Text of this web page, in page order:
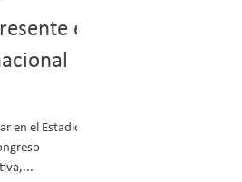
en
en el Estadio